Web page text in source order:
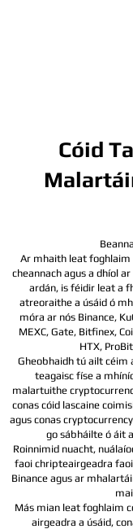
Cóid
Ar mhaith leat foghlaim
cheannach agus a dhíol
ardán, is féidir leat a
atreoraithe a úsáid ó
móra ar nós Binance,
MEXC, Gate, Bitfinex,
HTX,
Gheobhaidh tú ailt céim
teagaisc físe a
malartuithe
conas cóid lascaine
agus conas
go sábháilte ó áit
Roinnimid nuacht,
faoi chripteairgeadra
Binance agus ar
Más mian leat foghlaim
airgeadra a úsáid,